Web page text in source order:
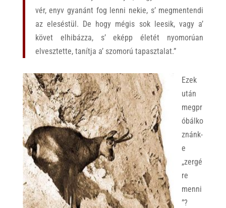
vér, enyv gyanánt fog lenni nekie, s’ megmentendi
az eleséstül. De hogy mégis sok leesik, vagy a’
követ elhibázza, s’ eképp életét nyomorúan
elvesztette, tanítja a’ szomorú tapasztalat.”
Ezek
után
megpr
óbálko
znánk-
e
„zergé
re
menni
”?